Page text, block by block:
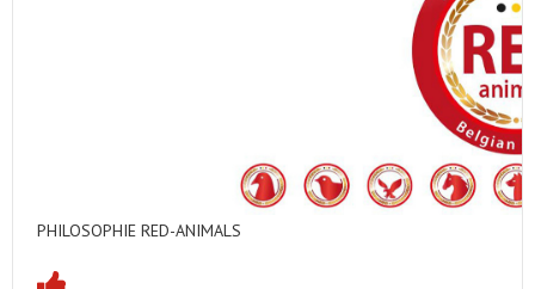
PHILOSOPHIE RED-ANIMALS